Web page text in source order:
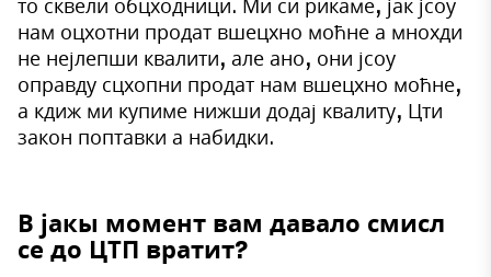
нам оцхотни продат вшецхно моћне а мнохди
не нејлепши квалити, але ано, они јсоу
оправду сцхопни продат нам вшецхно моћне,
а кдиж ми купиме нижши додај квалиту, Цти
закон поптавки а набидки.
В јакы момент вам давало смисл
се до ЦТП вратит?